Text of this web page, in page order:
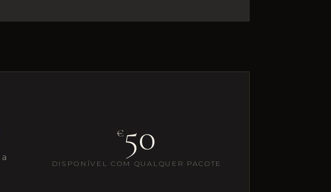
€50
DISPONÍVEL COM QUALQUER PACOTE